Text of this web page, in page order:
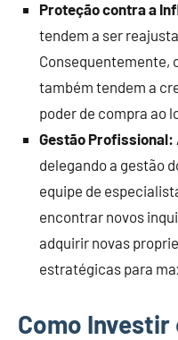
Proteção contra a
tendem a ser
Consequentemente,
também tendem a
poder de compra ao
Gestão Profissional:
delegando a gestão
equipe de
encontrar novos
adquirir novas
estratégicas para
Como Investir